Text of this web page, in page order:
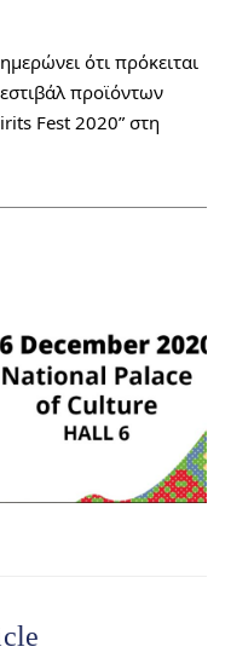
ότι πρόκειται
προϊόντων
Fest 2020” στη